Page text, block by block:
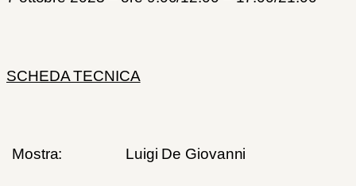
SCHEDA TECNICA
Mostra: Luigi De Giovanni